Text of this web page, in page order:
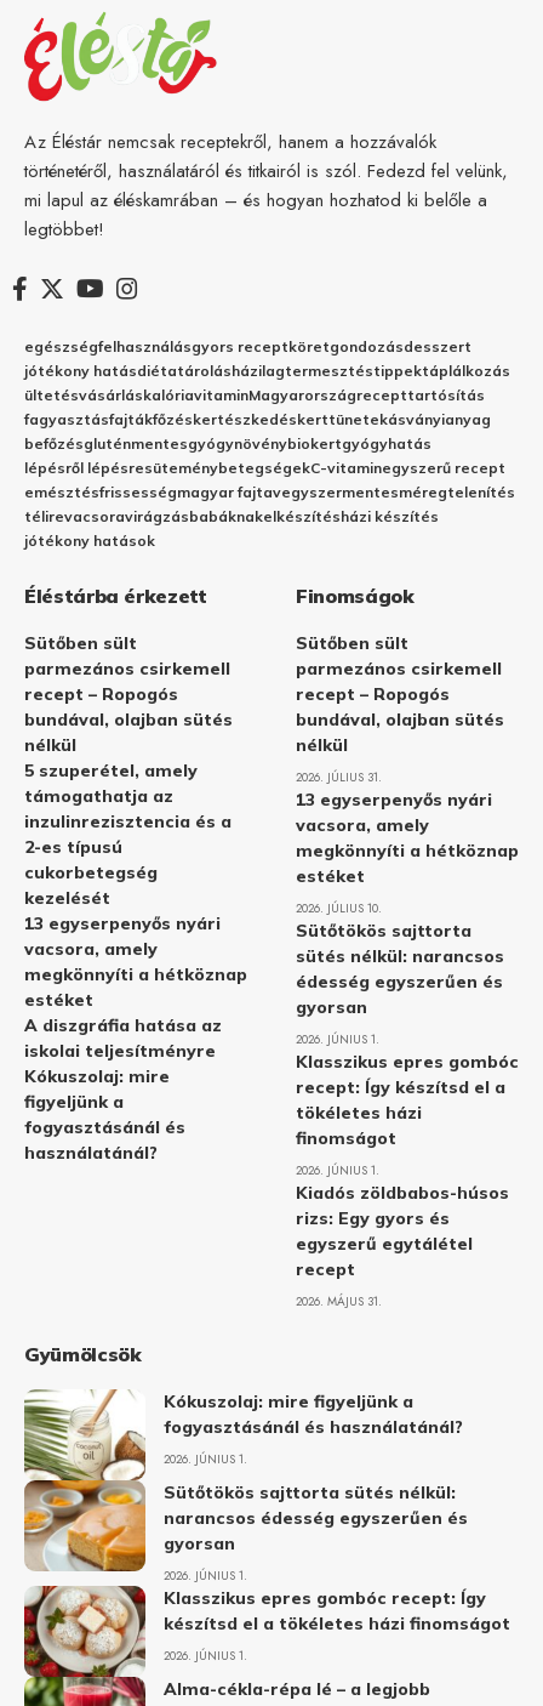
Az Éléstár nemcsak receptekről, hanem a hozzávalók
történetéről, használatáról és titkairól is szól. Fedezd fel velünk,
mi lapul az éléskamrában – és hogyan hozhatod ki belőle a
legtöbbet!
egészségfelhasználásgyors receptköretgondozásdesszert
jótékony hatásdiétatárolásházilagtermesztéstippektáplálkozás
ültetésvásárláskalóriavitaminMagyarországrecepttartósítás
fagyasztásfajtákfőzéskertészkedéskerttünetekásványianyag
befőzésgluténmentesgyógynövénybiokertgyógyhatás
lépésről lépésresüteménybetegségekC-vitaminegyszerű recept
emésztésfrissességmagyar fajtavegyszermentesméregtelenítés
télirevacsoravirágzásbabáknakelkészítésházi készítés
jótékony hatások
Éléstárba érkezett
Sütőben sült
parmezános csirkemell
recept – Ropogós
bundával, olajban sütés
nélkül
5 szuperétel, amely
támogathatja az
inzulinrezisztencia és a
2-es típusú
cukorbetegség
kezelését
13 egyserpenyős nyári
vacsora, amely
megkönnyíti a hétköznap
estéket
A diszgráfia hatása az
iskolai teljesítményre
Kókuszolaj: mire
figyeljünk a
fogyasztásánál és
használatánál?
Finomságok
Sütőben sült
parmezános csirkemell
recept – Ropogós
bundával, olajban sütés
nélkül
2026. JÚLIUS 31.
13 egyserpenyős nyári
vacsora, amely
megkönnyíti a hétköznap
estéket
2026. JÚLIUS 10.
Sütőtökös sajttorta
sütés nélkül: narancsos
édesség egyszerűen és
gyorsan
2026. JÚNIUS 1.
Klasszikus epres gombóc
recept: Így készítsd el a
tökéletes házi
finomságot
2026. JÚNIUS 1.
Kiadós zöldbabos-húsos
rizs: Egy gyors és
egyszerű egytálétel
recept
2026. MÁJUS 31.
Gyümölcsök
Kókuszolaj: mire figyeljünk a
fogyasztásánál és használatánál?
2026. JÚNIUS 1.
Sütőtökös sajttorta sütés nélkül:
narancsos édesség egyszerűen és
gyorsan
2026. JÚNIUS 1.
Klasszikus epres gombóc recept: Így
készítsd el a tökéletes házi finomságot
2026. JÚNIUS 1.
Alma-cékla-répa lé – a legjobb